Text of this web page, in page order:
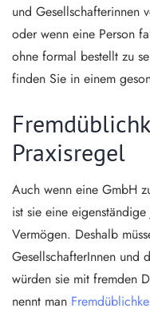
und Gesellschafterinnen
oder wenn eine Person
ohne formal bestellt zu
finden Sie in einem
Praxisregel
Auch wenn eine GmbH
ist sie eine
Vermögen. Deshalb
GesellschafterInnen und
würden sie mit fremden
nennt man